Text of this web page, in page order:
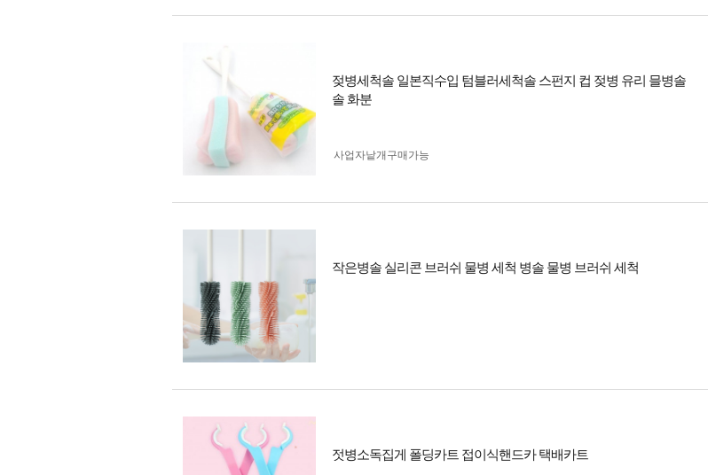
젖병세척솔 일본직수입 텀블러세척솔 스펀지 컵 젖병 유리 믈병솔
솔 화분
사업자 낱개구매가능
작은병솔 실리콘 브러쉬 물병 세척 병솔 물병 브러쉬 세척
젓병소독집게 폴딩카트 접이식핸드카 택배카트